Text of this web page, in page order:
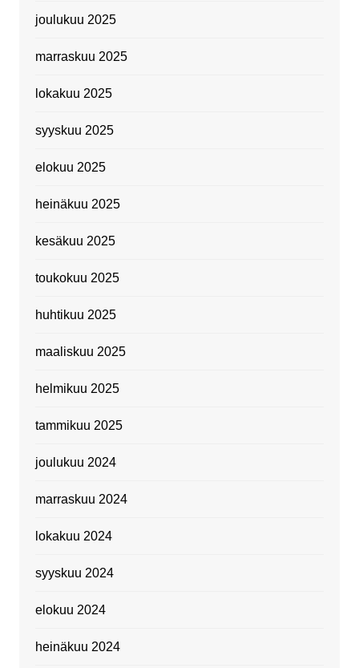
joulukuu 2025
marraskuu 2025
lokakuu 2025
syyskuu 2025
elokuu 2025
heinäkuu 2025
kesäkuu 2025
toukokuu 2025
huhtikuu 2025
maaliskuu 2025
helmikuu 2025
tammikuu 2025
joulukuu 2024
marraskuu 2024
lokakuu 2024
syyskuu 2024
elokuu 2024
heinäkuu 2024